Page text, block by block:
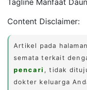
Content Disclaimer:
Artikel pada
semata terkait
pencari , tidak
dokter keluarga